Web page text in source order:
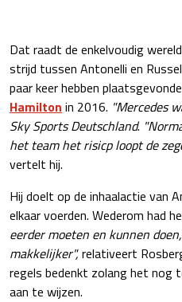
Dat raadt de enkelvoudig
strijd tussen Antonelli en
paar keer hebben
Hamilton in 2016. "Mercedes
Sky Sports Deutschland.
het team het risicp loopt de
vertelt hij.
Hij doelt op de inhaalactie van
elkaar voerden. Wederom had
eerder moeten en kunnen
makkelijker",relativeert
regels bedenkt zolang het nog
aan te wijzen.